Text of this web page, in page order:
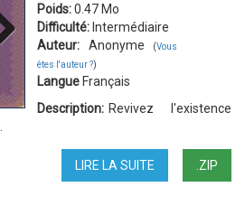
Poids:0.47 Mo
Difficulté: Intermédiaire
Auteur: Anonyme (Vous
êtes l'auteur ?)
Langue Français
Description: Revivez l'existence
.ZIP
LIRE LA SUITE
MINOS